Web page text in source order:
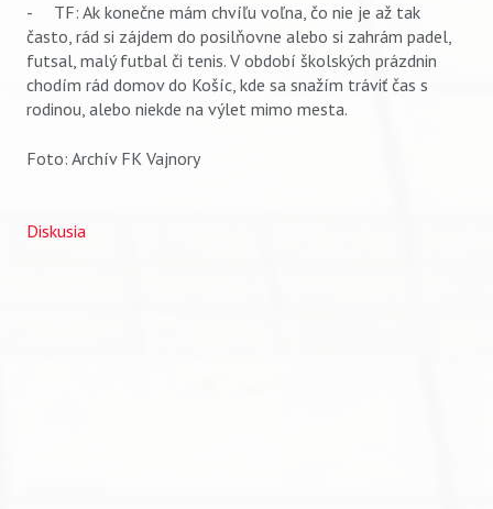
- TF: Ak konečne mám chvíľu voľna, čo nie je až tak
často, rád si zájdem do posilňovne alebo si zahrám padel,
futsal, malý futbal či tenis. V období školských prázdnin
chodím rád domov do Košíc, kde sa snažím tráviť čas s
rodinou, alebo niekde na výlet mimo mesta.
Foto: Archív FK Vajnory
Diskusia